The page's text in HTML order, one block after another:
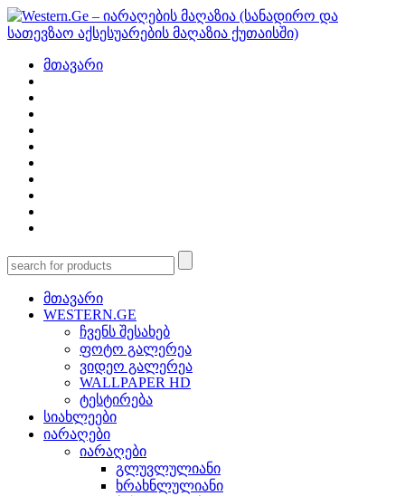
მთავარი
მთავარი
WESTERN.GE
ჩვენს შესახებ
ფოტო გალერეა
ვიდეო გალერეა
WALLPAPER HD
ტესტირება
სიახლეები
იარაღები
იარაღები
გლუვლულიანი
ხრახნლულიანი